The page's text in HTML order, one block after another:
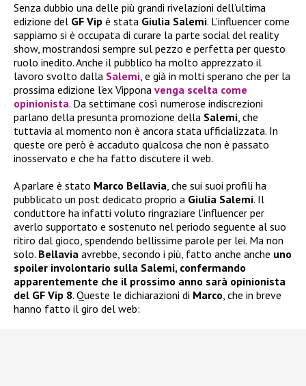
Senza dubbio una delle più grandi rivelazioni dell’ultima
edizione del GF Vip è stata Giulia Salemi. L’influencer come
sappiamo si è occupata di curare la parte social del reality
show, mostrandosi sempre sul pezzo e perfetta per questo
ruolo inedito. Anche il pubblico ha molto apprezzato il
lavoro svolto dalla Salemi, e già in molti sperano che per la
prossima edizione l’ex Vippona venga scelta come
opinionista. Da settimane così numerose indiscrezioni
parlano della presunta promozione della Salemi, che
tuttavia al momento non è ancora stata ufficializzata. In
queste ore però è accaduto qualcosa che non è passato
inosservato e che ha fatto discutere il web.
A parlare è stato Marco Bellavia, che sui suoi profili ha
pubblicato un post dedicato proprio a Giulia Salemi. Il
conduttore ha infatti voluto ringraziare l’influencer per
averlo supportato e sostenuto nel periodo seguente al suo
ritiro dal gioco, spendendo bellissime parole per lei. Ma non
solo. Bellavia avrebbe, secondo i più, fatto anche anche uno
spoiler involontario sulla Salemi, confermando
apparentemente che il prossimo anno sarà opinionista
del GF Vip 8. Queste le dichiarazioni di Marco, che in breve
hanno fatto il giro del web: